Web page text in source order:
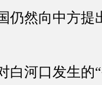
然向中方提
河口发生的“